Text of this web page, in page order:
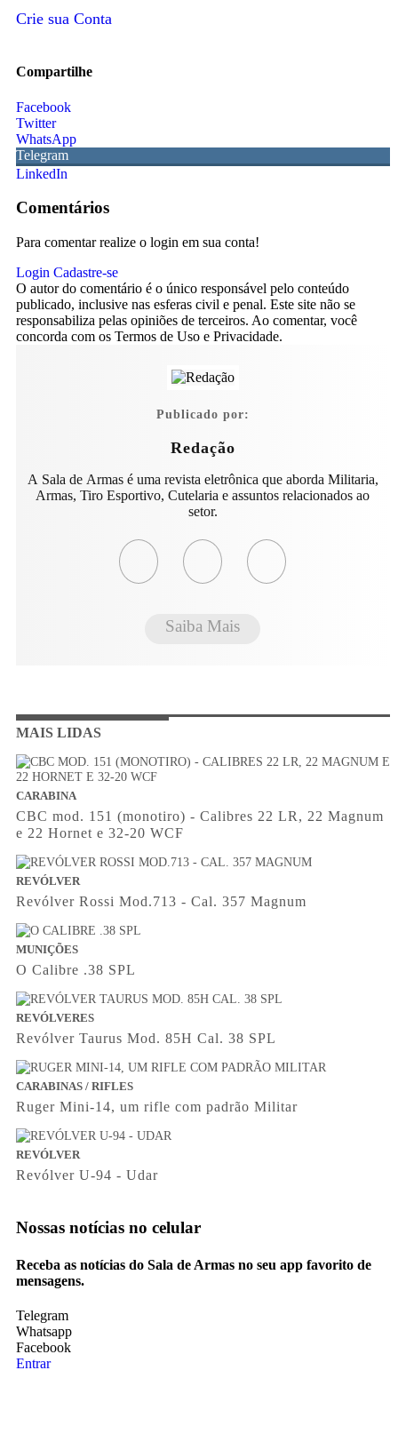
Crie sua Conta
Compartilhe
Facebook
Twitter
WhatsApp
Telegram
LinkedIn
Comentários
Para comentar realize o login em sua conta!
Login Cadastre-se
O autor do comentário é o único responsável pelo conteúdo
publicado, inclusive nas esferas civil e penal. Este site não se
responsabiliza pelas opiniões de terceiros. Ao comentar, você
concorda com os Termos de Uso e Privacidade.
Publicado por:
Redação
A Sala de Armas é uma revista eletrônica que aborda Militaria,
Armas, Tiro Esportivo, Cutelaria e assuntos relacionados ao
setor.
Saiba Mais
MAIS LIDAS
CARABINA
CBC mod. 151 (monotiro) - Calibres 22 LR, 22 Magnum
e 22 Hornet e 32-20 WCF
REVÓLVER
Revólver Rossi Mod.713 - Cal. 357 Magnum
MUNIÇÕES
O Calibre .38 SPL
REVÓLVERES
Revólver Taurus Mod. 85H Cal. 38 SPL
CARABINAS / RIFLES
Ruger Mini-14, um rifle com padrão Militar
REVÓLVER
Revólver U-94 - Udar
Nossas notícias no celular
Receba as notícias do Sala de Armas no seu app favorito de
mensagens.
Telegram
Whatsapp
Facebook
Entrar